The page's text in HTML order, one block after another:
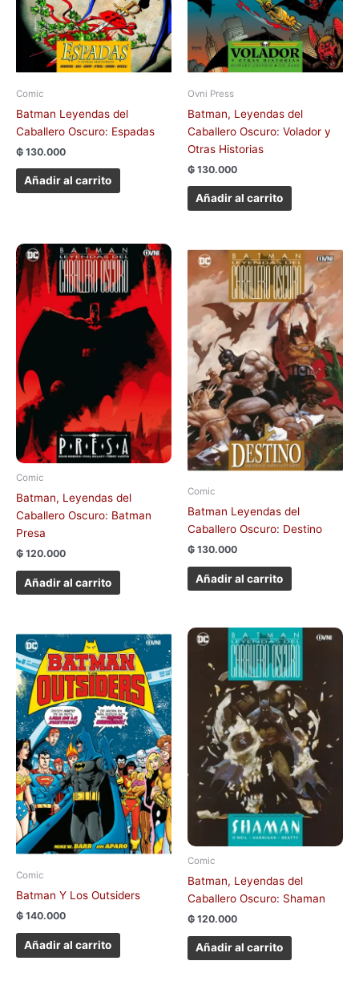
Comic
Batman Leyendas del
Caballero Oscuro: Espadas
₲ 130.000
Añadir al carrito
Ovni Press
Batman, Leyendas del
Caballero Oscuro: Volador y
Otras Historias
₲ 130.000
Añadir al carrito
Comic
Batman, Leyendas del
Caballero Oscuro: Batman
Presa
₲ 120.000
Añadir al carrito
Comic
Batman Leyendas del
Caballero Oscuro: Destino
₲ 130.000
Añadir al carrito
Comic
Batman Y Los Outsiders
₲ 140.000
Añadir al carrito
Comic
Batman, Leyendas del
Caballero Oscuro: Shaman
₲ 120.000
Añadir al carrito